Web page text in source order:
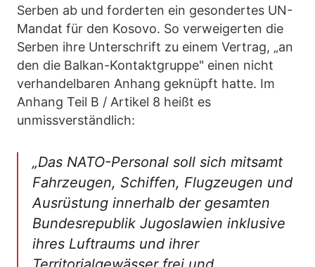
Serben ab und forderten ein gesondertes UN-
Mandat für den Kosovo. So verweigerten die
Serben ihre Unterschrift zu einem Vertrag, „an
den die Balkan-Kontaktgruppe" einen nicht
verhandelbaren Anhang geknüpft hatte. Im
Anhang Teil B / Artikel 8 heißt es
unmissverständlich:
„Das NATO-Personal soll sich mitsamt
Fahrzeugen, Schiffen, Flugzeugen und
Ausrüstung innerhalb der gesamten
Bundesrepublik Jugoslawien inklusive
ihres Luftraums und ihrer